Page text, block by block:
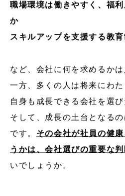
職場環境は働きやすく、福
か
スキルアップを支援する教
など、会社に何を求めるか
一方、多くの人は将来にわ
自身も成長できる会社を選
そして、成長の土台となる
です。 その会社が社員の健
うかは、会社選びの重要な
いでしょうか。